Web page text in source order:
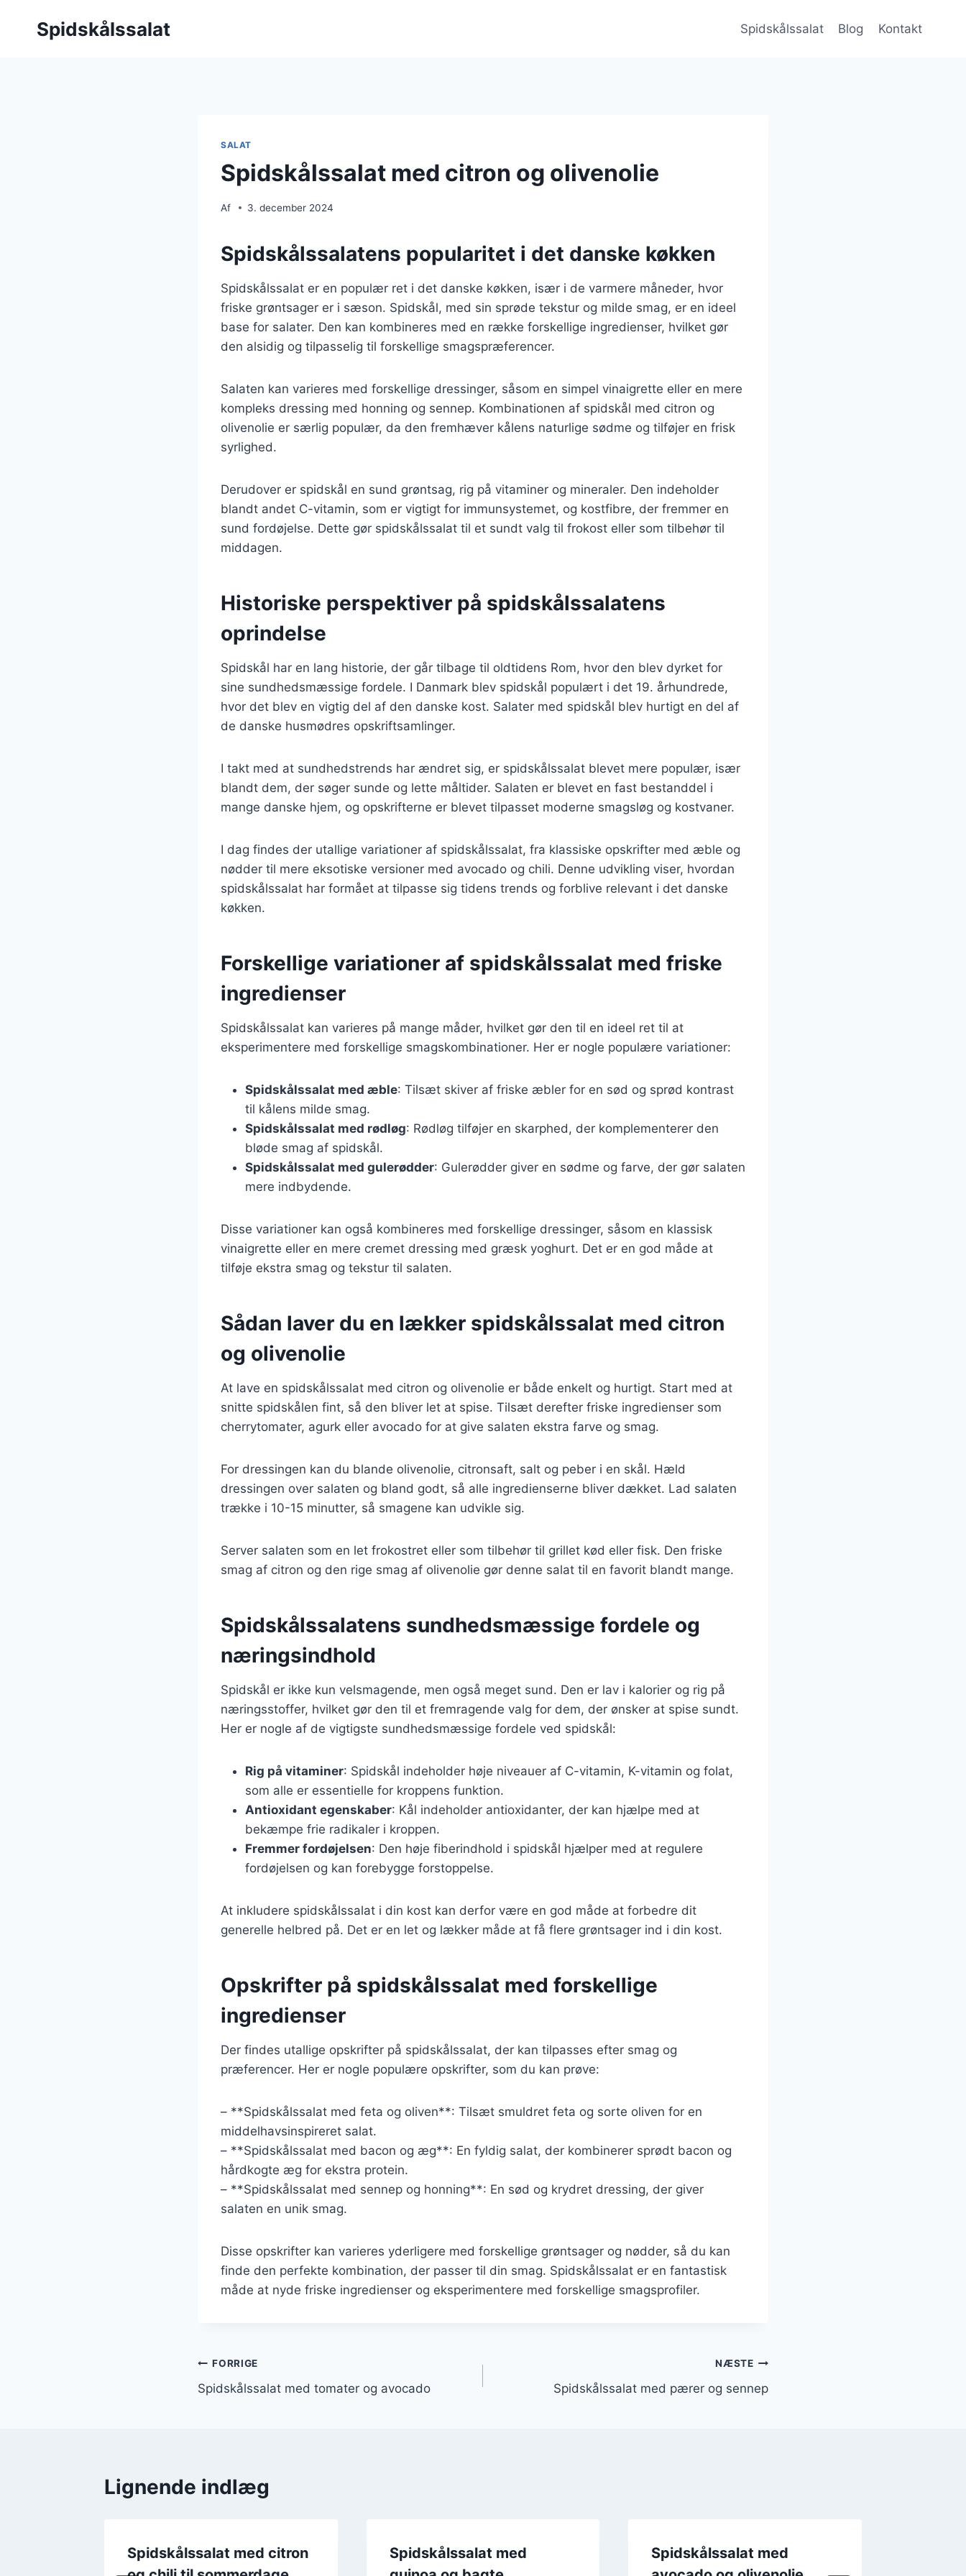
Spidskålssalat Spidskålssalat Blog Kontakt
SALAT
Spidskålssalat med citron og olivenolie
Af 3. december 2024
Spidskålssalatens popularitet i det danske køkken
Spidskålssalat er en populær ret i det danske køkken, især i de varmere måneder, hvor
friske grøntsager er i sæson. Spidskål, med sin sprøde tekstur og milde smag, er en ideel
base for salater. Den kan kombineres med en række forskellige ingredienser, hvilket gør
den alsidig og tilpasselig til forskellige smagspræferencer.
Salaten kan varieres med forskellige dressinger, såsom en simpel vinaigrette eller en mere
kompleks dressing med honning og sennep. Kombinationen af spidskål med citron og
olivenolie er særlig populær, da den fremhæver kålens naturlige sødme og tilføjer en frisk
syrlighed.
Derudover er spidskål en sund grøntsag, rig på vitaminer og mineraler. Den indeholder
blandt andet C-vitamin, som er vigtigt for immunsystemet, og kostfibre, der fremmer en
sund fordøjelse. Dette gør spidskålssalat til et sundt valg til frokost eller som tilbehør til
middagen.
Historiske perspektiver på spidskålssalatens
oprindelse
Spidskål har en lang historie, der går tilbage til oldtidens Rom, hvor den blev dyrket for
sine sundhedsmæssige fordele. I Danmark blev spidskål populært i det 19. århundrede,
hvor det blev en vigtig del af den danske kost. Salater med spidskål blev hurtigt en del af
de danske husmødres opskriftsamlinger.
I takt med at sundhedstrends har ændret sig, er spidskålssalat blevet mere populær, især
blandt dem, der søger sunde og lette måltider. Salaten er blevet en fast bestanddel i
mange danske hjem, og opskrifterne er blevet tilpasset moderne smagsløg og kostvaner.
I dag findes der utallige variationer af spidskålssalat, fra klassiske opskrifter med æble og
nødder til mere eksotiske versioner med avocado og chili. Denne udvikling viser, hvordan
spidskålssalat har formået at tilpasse sig tidens trends og forblive relevant i det danske
køkken.
Forskellige variationer af spidskålssalat med friske
ingredienser
Spidskålssalat kan varieres på mange måder, hvilket gør den til en ideel ret til at
eksperimentere med forskellige smagskombinationer. Her er nogle populære variationer:
Spidskålssalat med æble: Tilsæt skiver af friske æbler for en sød og sprød kontrast
til kålens milde smag.
Spidskålssalat med rødløg: Rødløg tilføjer en skarphed, der komplementerer den
bløde smag af spidskål.
Spidskålssalat med gulerødder: Gulerødder giver en sødme og farve, der gør salaten
mere indbydende.
Disse variationer kan også kombineres med forskellige dressinger, såsom en klassisk
vinaigrette eller en mere cremet dressing med græsk yoghurt. Det er en god måde at
tilføje ekstra smag og tekstur til salaten.
Sådan laver du en lækker spidskålssalat med citron
og olivenolie
At lave en spidskålssalat med citron og olivenolie er både enkelt og hurtigt. Start med at
snitte spidskålen fint, så den bliver let at spise. Tilsæt derefter friske ingredienser som
cherrytomater, agurk eller avocado for at give salaten ekstra farve og smag.
For dressingen kan du blande olivenolie, citronsaft, salt og peber i en skål. Hæld
dressingen over salaten og bland godt, så alle ingredienserne bliver dækket. Lad salaten
trække i 10-15 minutter, så smagene kan udvikle sig.
Server salaten som en let frokostret eller som tilbehør til grillet kød eller fisk. Den friske
smag af citron og den rige smag af olivenolie gør denne salat til en favorit blandt mange.
Spidskålssalatens sundhedsmæssige fordele og
næringsindhold
Spidskål er ikke kun velsmagende, men også meget sund. Den er lav i kalorier og rig på
næringsstoffer, hvilket gør den til et fremragende valg for dem, der ønsker at spise sundt.
Her er nogle af de vigtigste sundhedsmæssige fordele ved spidskål:
Rig på vitaminer: Spidskål indeholder høje niveauer af C-vitamin, K-vitamin og folat,
som alle er essentielle for kroppens funktion.
Antioxidant egenskaber: Kål indeholder antioxidanter, der kan hjælpe med at
bekæmpe frie radikaler i kroppen.
Fremmer fordøjelsen: Den høje fiberindhold i spidskål hjælper med at regulere
fordøjelsen og kan forebygge forstoppelse.
At inkludere spidskålssalat i din kost kan derfor være en god måde at forbedre dit
generelle helbred på. Det er en let og lækker måde at få flere grøntsager ind i din kost.
Opskrifter på spidskålssalat med forskellige
ingredienser
Der findes utallige opskrifter på spidskålssalat, der kan tilpasses efter smag og
præferencer. Her er nogle populære opskrifter, som du kan prøve:
– **Spidskålssalat med feta og oliven**: Tilsæt smuldret feta og sorte oliven for en
middelhavsinspireret salat.
– **Spidskålssalat med bacon og æg**: En fyldig salat, der kombinerer sprødt bacon og
hårdkogte æg for ekstra protein.
– **Spidskålssalat med sennep og honning**: En sød og krydret dressing, der giver
salaten en unik smag.
Disse opskrifter kan varieres yderligere med forskellige grøntsager og nødder, så du kan
finde den perfekte kombination, der passer til din smag. Spidskålssalat er en fantastisk
måde at nyde friske ingredienser og eksperimentere med forskellige smagsprofiler.
Indlægsnavigation
FORRIGE
Spidskålssalat med tomater og avocado
NÆSTE
Spidskålssalat med pærer og sennep
Lignende indlæg
Spidskålssalat med citron
Spidskålssalat med
Spidskålssalat med